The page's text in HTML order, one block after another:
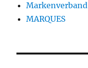
Markenverband
MARQUES